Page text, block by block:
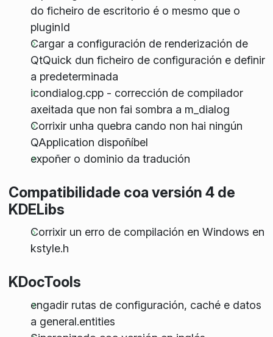
do ficheiro de escritorio é o mesmo que o
pluginId
Cargar a configuración de renderización de
QtQuick dun ficheiro de configuración e definir
a predeterminada
icondialog.cpp - corrección de compilador
axeitada que non fai sombra a m_dialog
Corrixir unha quebra cando non hai ningún
QApplication dispoñíbel
expoñer o dominio da tradución
Compatibilidade coa versión 4 de
KDELibs
Corrixir un erro de compilación en Windows en
kstyle.h
KDocTools
engadir rutas de configuración, caché e datos
a general.entities